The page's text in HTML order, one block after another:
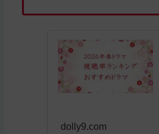
dolly9.com